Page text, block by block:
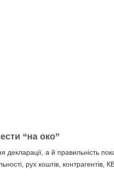
“на око”
а й правильність
рух коштів, контрагентів,